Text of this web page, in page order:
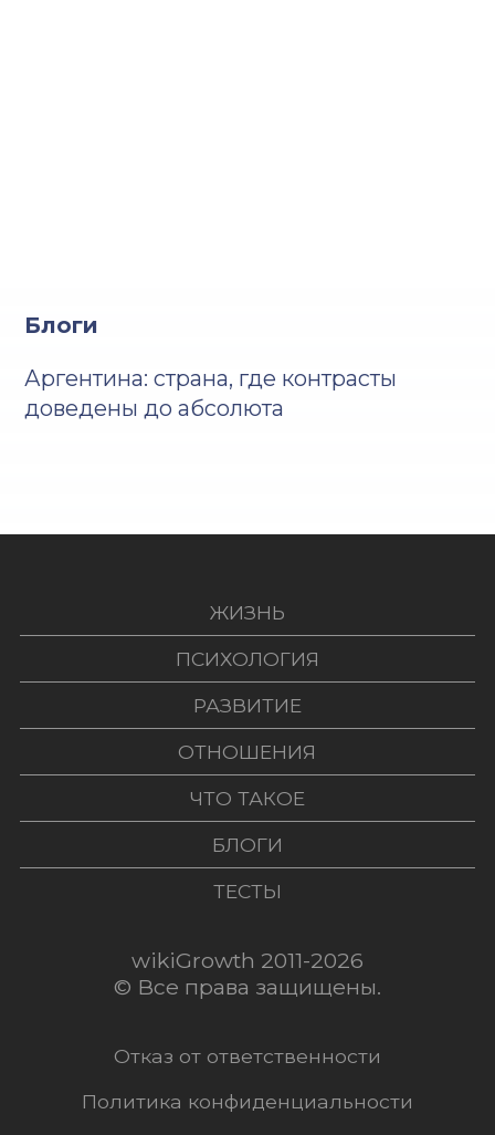
Блоги
Аргентина: страна, где контрасты
доведены до абсолюта
ЖИЗНЬ
ПСИХОЛОГИЯ
РАЗВИТИЕ
ОТНОШЕНИЯ
ЧТО ТАКОЕ
БЛОГИ
ТЕСТЫ
wikiGrowth 2011-2026
© Все права защищены.
Отказ от ответственности
Политика конфиденциальности